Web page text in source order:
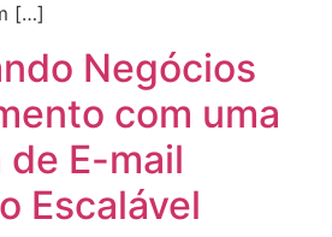
[…]
Negócios
com uma
de E-mail
Escalável